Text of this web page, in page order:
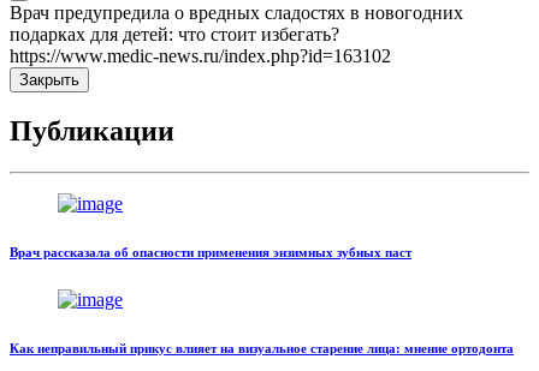
Врач предупредила о вредных сладостях в новогодних
подарках для детей: что стоит избегать?
https://www.medic-news.ru/index.php?id=163102
Закрыть
Публикации
Врач рассказала об опасности применения энзимных зубных паст
Как неправильный прикус влияет на визуальное старение лица: мнение ортодонта